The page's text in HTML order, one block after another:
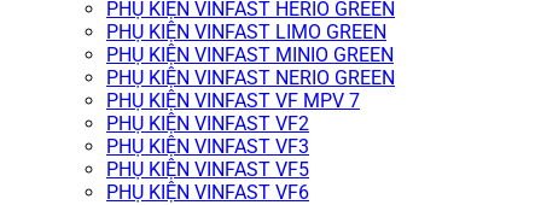
PHỤ KIỆN VINFAST HERIO GREEN
PHỤ KIỆN VINFAST LIMO GREEN
PHỤ KIỆN VINFAST MINIO GREEN
PHỤ KIỆN VINFAST NERIO GREEN
PHỤ KIỆN VINFAST VF MPV 7
PHỤ KIỆN VINFAST VF2
PHỤ KIỆN VINFAST VF3
PHỤ KIỆN VINFAST VF5
PHỤ KIỆN VINFAST VF6